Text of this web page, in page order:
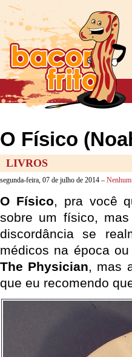
O Físico
LIVROS
segunda-feira, 07 de julho de 2014 –
O Físico, pra você
sobre um físico,
discordância se
médicos na época
The Physician, mas
que eu recomendo